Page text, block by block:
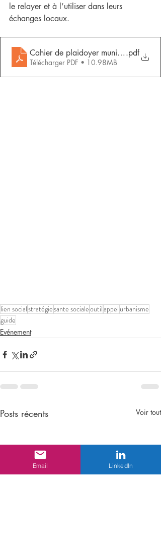
le relayer et à l’utiliser dans leurs
échanges locaux.
Cahier de plaidoyer municipal -VF
.pdf
Télécharger PDF • 10.98MB
lien socialstratégiesante socialeoutilappel urbanisme
guide
Evénement
Posts récents Voir tout
Email LinkedIn